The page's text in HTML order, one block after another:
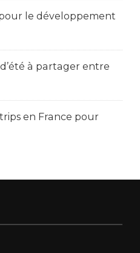
le développement
à partager entre
en France pour